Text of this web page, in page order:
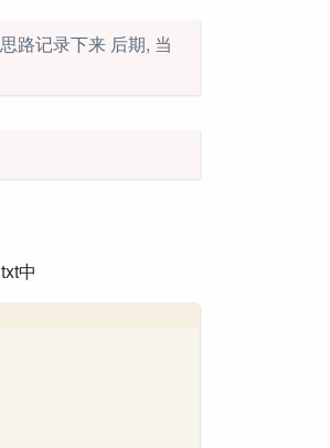
路记录下来 后期, 当
中